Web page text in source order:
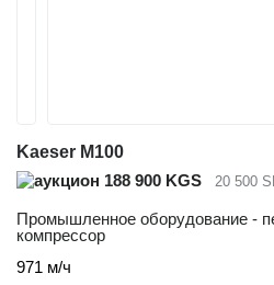
Kaeser M100
188 900 KGS
20 500
Промышленное оборудование -
компрессор
971 м/ч